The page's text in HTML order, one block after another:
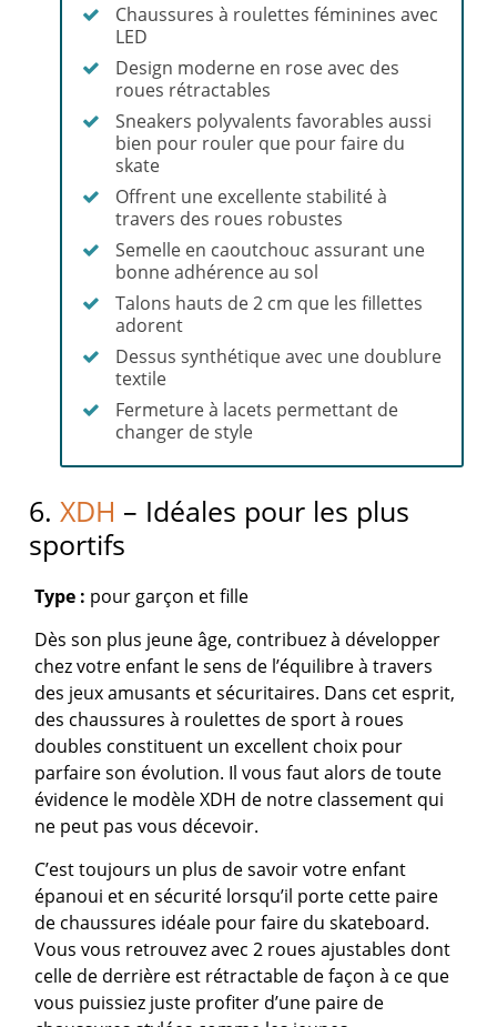
Chaussures à roulettes féminines avec
LED
Design moderne en rose avec des
roues rétractables
Sneakers polyvalents favorables aussi
bien pour rouler que pour faire du
skate
Offrent une excellente stabilité à
travers des roues robustes
Semelle en caoutchouc assurant une
bonne adhérence au sol
Talons hauts de 2 cm que les fillettes
adorent
Dessus synthétique avec une doublure
textile
Fermeture à lacets permettant de
changer de style
6.XDH – Idéales pour les plus
sportifs
Type : pour garçon et fille
Dès son plus jeune âge, contribuez à développer
chez votre enfant le sens de l’équilibre à travers
des jeux amusants et sécuritaires. Dans cet esprit,
des chaussures à roulettes de sport à roues
doubles constituent un excellent choix pour
parfaire son évolution. Il vous faut alors de toute
évidence le modèle XDH de notre classement qui
ne peut pas vous décevoir.
C’est toujours un plus de savoir votre enfant
épanoui et en sécurité lorsqu’il porte cette paire
de chaussures idéale pour faire du skateboard.
Vous vous retrouvez avec 2 roues ajustables dont
celle de derrière est rétractable de façon à ce que
vous puissiez juste profiter d’une paire de